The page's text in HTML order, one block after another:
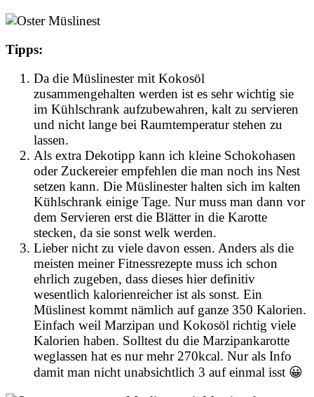
Tipps:
Da die Müslinester mit Kokosöl
zusammengehalten werden ist es sehr wichtig sie
im Kühlschrank aufzubewahren, kalt zu servieren
und nicht lange bei Raumtemperatur stehen zu
lassen.
Als extra Dekotipp kann ich kleine Schokohasen
oder Zuckereier empfehlen die man noch ins Nest
setzen kann. Die Müslinester halten sich im kalten
Kühlschrank einige Tage. Nur muss man dann vor
dem Servieren erst die Blätter in die Karotte
stecken, da sie sonst welk werden.
Lieber nicht zu viele davon essen. Anders als die
meisten meiner Fitnessrezepte muss ich schon
ehrlich zugeben, dass dieses hier definitiv
wesentlich kalorienreicher ist als sonst. Ein
Müslinest kommt nämlich auf ganze 350 Kalorien.
Einfach weil Marzipan und Kokosöl richtig viele
Kalorien haben. Solltest du die Marzipankarotte
weglassen hat es nur mehr 270kcal. Nur als Info
damit man nicht unabsichtlich 3 auf einmal isst 😀